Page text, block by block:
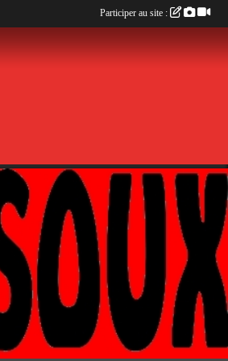
Participer au site :